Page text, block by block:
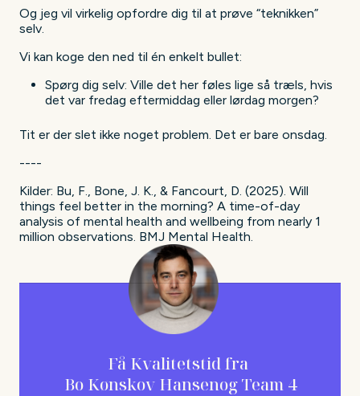
Og jeg vil virkelig opfordre dig til at prøve “teknikken”
selv.
Vi kan koge den ned til én enkelt bullet:
Spørg dig selv: Ville det her føles lige så træls, hvis
det var fredag eftermiddag eller lørdag morgen?
Tit er der slet ikke noget problem. Det er bare onsdag.
----
Kilder: Bu, F., Bone, J. K., & Fancourt, D. (2025). Will
things feel better in the morning? A time-of-day
analysis of mental health and wellbeing from nearly 1
million observations. BMJ Mental Health.
Få Kvalitetstid fra
Bo Kønskov Hansenog Team 4